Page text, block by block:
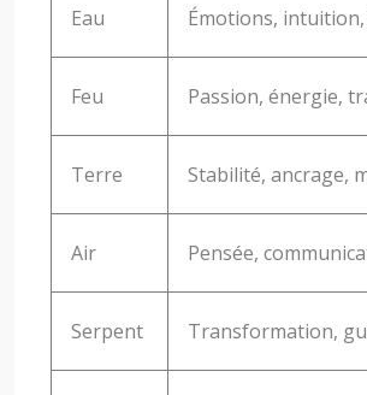
Eau Émotions,
Feu Passion, énergie,
Terre Stabilité, ancrage,
Air Pensée,
Serpent Transformation,